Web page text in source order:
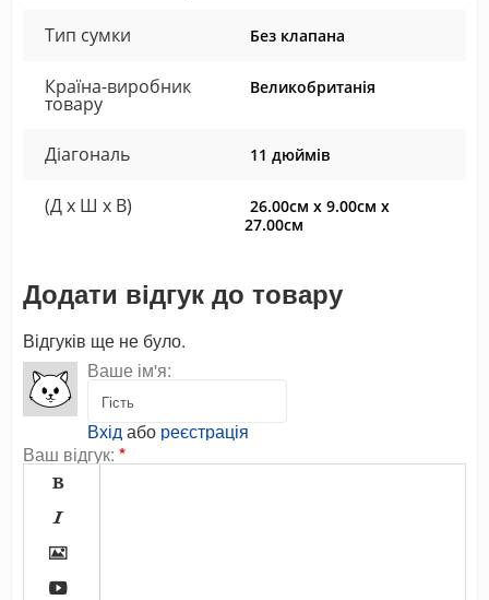
Тип сумки Без клапана
Країна-виробник
товару
Великобританія
Діагональ 11 дюймів
(Д x Ш x В)
26.00см x 9.00см x
27.00см
Додати відгук до товару
Відгуків ще не було.
Ваше ім'я:
Вхідабо реєстрація
Ваш відгук: *



